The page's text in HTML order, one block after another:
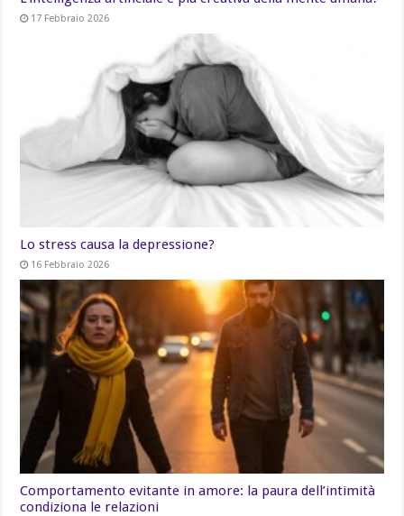
17 Febbraio 2026
Lo stress causa la depressione?
16 Febbraio 2026
Comportamento evitante in amore: la paura dell’intimità
condiziona le relazioni